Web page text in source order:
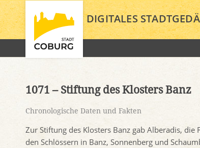
DIGITALES
1071 – Stiftung des Klosters Banz
Chronologische Daten und Fakten
Zur Stiftung des Klosters Banz gab Alberadis,
den Schlössern in Banz, Sonnenberg und